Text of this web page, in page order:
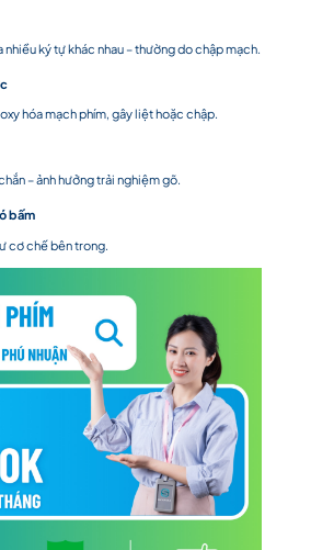
nhiều ký tự khác nhau – thường do chập mạch.
hóa mạch phím, gây liệt hoặc chập.
– ảnh hưởng trải nghiệm gõ.
bấm
cơ chế bên trong.